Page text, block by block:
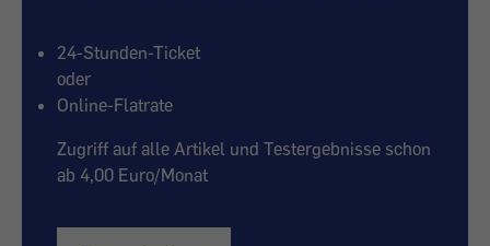
24-Stunden-Ticket
oder
Online-Flatrate
Zugriff auf alle Artikel und Testergebnisse schon
ab 4,00 Euro/Monat